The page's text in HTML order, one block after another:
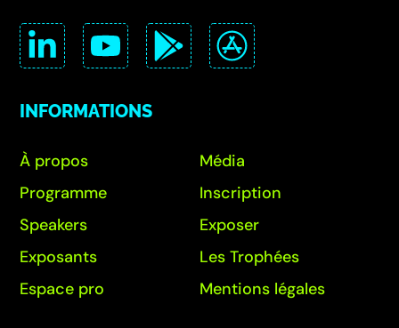
INFORMATIONS
À propos
Programme
Speakers
Exposants
Espace pro
Média
Inscription
Exposer
Les Trophées
Mentions légales